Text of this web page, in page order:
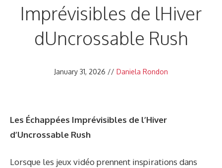
Imprévisibles de lHiver
dUncrossable Rush
January 31, 2026 // Daniela Rondon
Les Échappées Imprévisibles de l’Hiver
d’Uncrossable Rush
Lorsque les jeux vidéo prennent inspirations dans